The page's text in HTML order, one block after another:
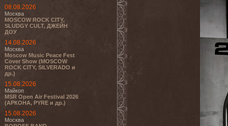
08.08.2026
Москва
MOSCOW ROCK CITY,
SLUDGY CULT, ДЖЕЙН
ДОУ
14.08.2026
Москва
Moscow Music Peace Fest
Cover Show (MOSCOW
ROCK CITY, SILVERADO и
др.)
15.08.2026
Майкоп
MSR Open Air Festival 2026
(АРКОНА, PYRE и др.)
15.08.2026
Москва